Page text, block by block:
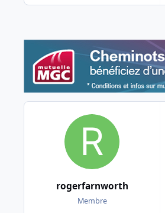
rogerfarnworth
Membre